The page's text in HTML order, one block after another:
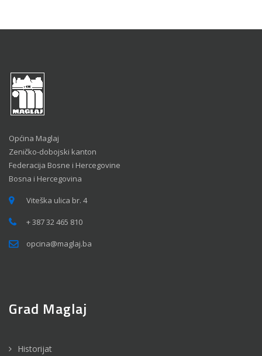
Općina Maglaj
Zeničko-dobojski kanton
Federacija Bosne i Hercegovine
Bosna i Hercegovina
Viteška ulica br. 4
+ 387 32 465 810
opcina@maglaj.ba
Grad Maglaj
Historijat